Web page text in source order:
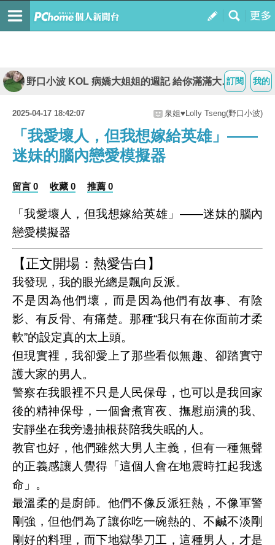
我的
訂閱
野口小波 KOL 病嬌大姐姐的週記 給你滿滿大平台
2025-04-17 18:42:07 泉姐♥Lolly Tseng(野口小波)
「我愛壞人，但我想嫁給英雄」——
迷妹的腦內戀愛模擬器
留言 0 收藏 0 推薦 0
「我愛壞人，但我想嫁給英雄」——迷妹的腦內
戀愛模擬器
【正文開場：熱愛告白】
我發現，我的眼光總是飄向反派。
不是因為他們壞，而是因為他們有故事、有陰
影、有反骨、有痛楚。那種“我只有在你面前才柔
軟”的設定真的太上頭。
但現實裡，我卻愛上了那些看似無趣、卻踏實守
護大家的男人。
警察在我眼裡不只是人民保母，也可以是我回家
後的精神保母，一個會煮宵夜、撫慰崩潰的我、
安靜坐在我旁邊抽根菸陪我失眠的人。
教官也好，他們雖然大男人主義，但有一種無聲
的正義感讓人覺得「這個人會在地震時扛起我逃
命」。
最溫柔的是廚師。他們不像反派狂熱，不像軍警
剛強，但他們為了讓你吃一碗熱的、不鹹不淡剛
剛好的料理，而下地獄學刀工，這種男人，才是